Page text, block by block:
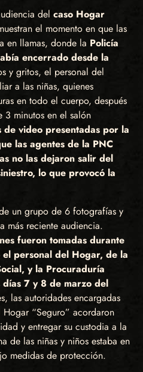
del caso Hogar
el momento en que las
en llamas, donde la Policía
encerrado desde la
y gritos, el personal del
a las niñas, quienes
en todo el cuerpo, después
3 minutos en el salón
de video presentadas por la
las agentes de la PNC
no las dejaron salir del
lo que provocó la
un grupo de 6 fotografías y
más reciente audiencia.
fueron tomadas durante
el personal del Hogar, de la
y la Procuraduría
7 y 8 de marzo del
las autoridades encargadas
“Seguro” acordaron
y entregar su custodia a la
de las niñas y niños estaba en
medidas de protección.